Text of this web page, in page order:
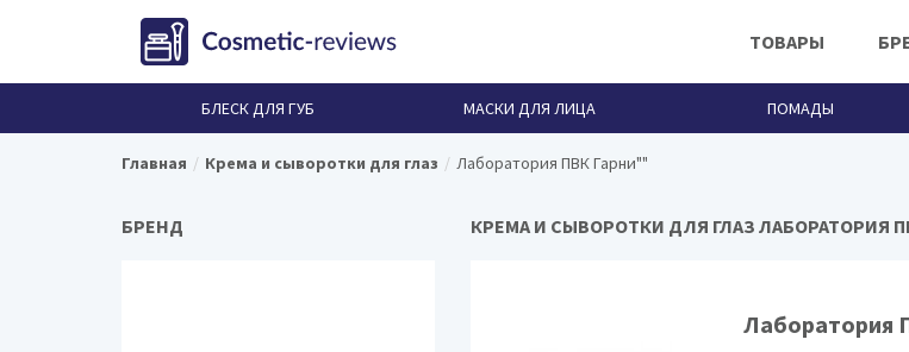
ТОВАРЫ
БЛЕСК ДЛЯ ГУБ МАСКИ ДЛЯ ЛИЦА ПОМАДЫ
Главная Крема и сыворотки для глаз Лаборатория ПВК Гарни""
КРЕМА И СЫВОРОТКИ ДЛЯ ГЛАЗ ЛАБОРАТОРИЯ
Лаборатория
БРЕНД